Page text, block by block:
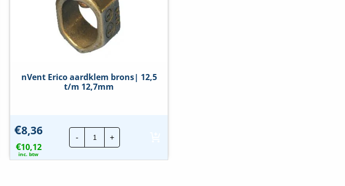
nVent Erico aardklem brons| 12,5
t/m 12,7mm
€8,36
€10,12
inc. btw
-
nVent
Erico
aardklem
12,5
+